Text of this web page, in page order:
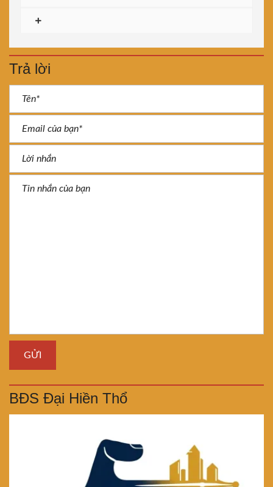
Trả lời
BĐS Đại Hiền Thổ